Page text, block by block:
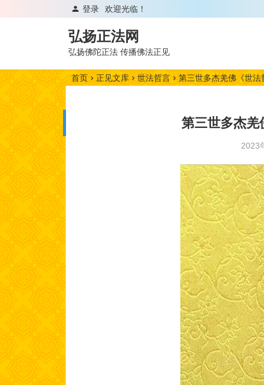
欢迎光临！
登录
弘扬正法网
弘扬佛陀正法 传播佛法正见
首页 正见文库 世法哲言 第三世多杰羌佛《世法
第三世多杰羌
2023